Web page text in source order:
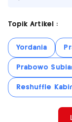
Topik Artikel :
Yordania
Prabowo
Reshuffle